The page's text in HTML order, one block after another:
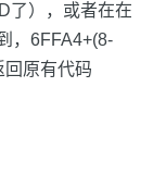
了），或者在在
，6FFA4+(8-
原有代码